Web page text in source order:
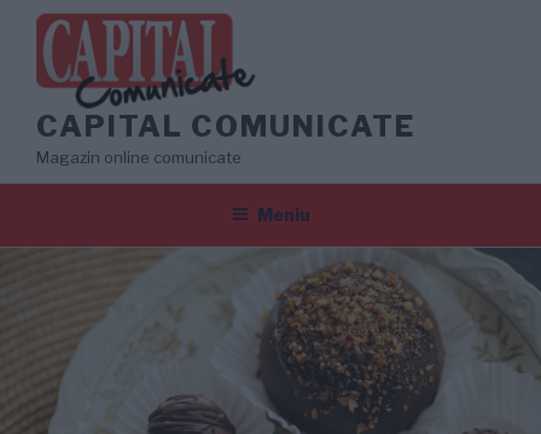
conținut
CAPITAL COMUNICATE
Magazin online comunicate
Meniu